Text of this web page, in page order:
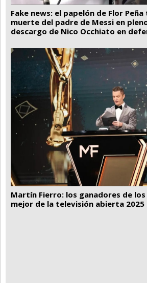
Fake news: el papelón de Flor
muerte del padre de Messi en
descargo de Nico Occhiato en
Martín Fierro: los ganadores de
mejor de la televisión abierta 2025